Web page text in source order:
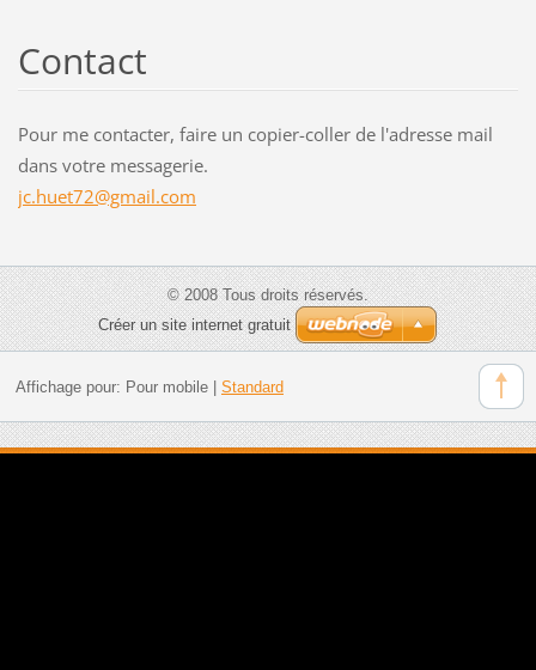
Contact
Pour me contacter, faire un copier-coller de l'adresse mail
dans votre messagerie.
jc.huet72@gmail.com
© 2008 Tous droits réservés.
Créer un site internet gratuit
Affichage pour: Pour mobile| Standard